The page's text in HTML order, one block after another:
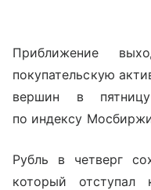
Приближение
покупательскую
вершин в
по индексу
Рубль в четверг
который отступал